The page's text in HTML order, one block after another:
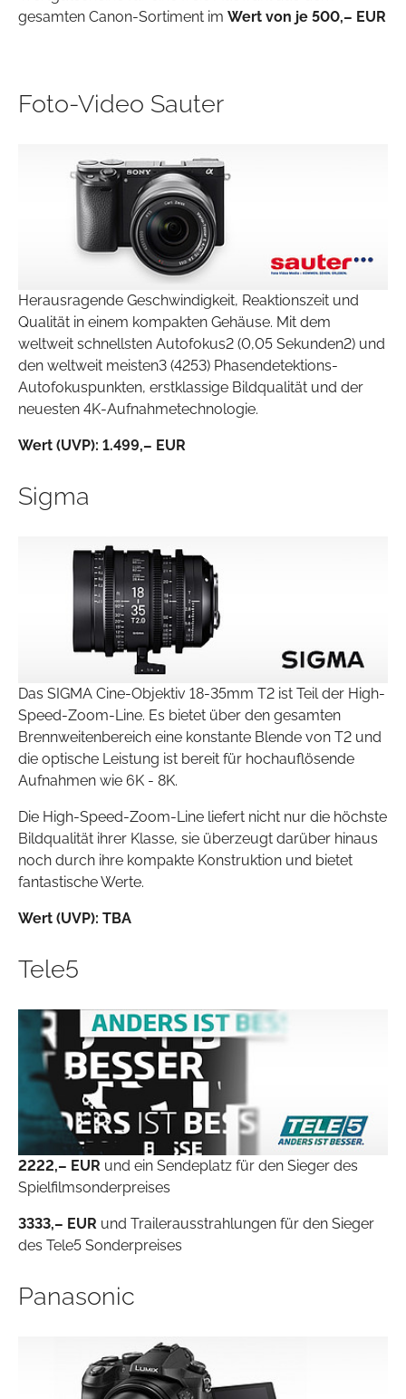
gesamten Canon-Sortiment im Wert von je 500,– EUR
Foto-Video Sauter
Herausragende Geschwindigkeit, Reaktionszeit und
Qualität in einem kompakten Gehäuse. Mit dem
weltweit schnellsten Autofokus2 (0,05 Sekunden2) und
den weltweit meisten3 (4253) Phasendetektions-
Autofokuspunkten, erstklassige Bildqualität und der
neuesten 4K-Aufnahmetechnologie.
Wert (UVP): 1.499,– EUR
Sigma
Das SIGMA Cine-Objektiv 18-35mm T2 ist Teil der High-
Speed-Zoom-Line. Es bietet über den gesamten
Brennweitenbereich eine konstante Blende von T2 und
die optische Leistung ist bereit für hochauflösende
Aufnahmen wie 6K - 8K.
Die High-Speed-Zoom-Line liefert nicht nur die höchste
Bildqualität ihrer Klasse, sie überzeugt darüber hinaus
noch durch ihre kompakte Konstruktion und bietet
fantastische Werte.
Wert (UVP): TBA
Tele5
2222,– EUR und ein Sendeplatz für den Sieger des
Spielfilmsonderpreises
3333,– EUR und Trailerausstrahlungen für den Sieger
des Tele5 Sonderpreises
Panasonic